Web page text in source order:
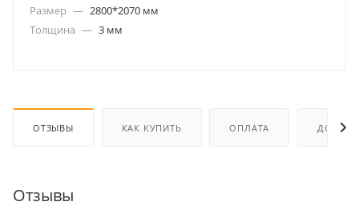
Размер — 2800*2070 мм
Толщина — 3 мм
ОТЗЫВЫ КАК КУПИТЬ ОПЛАТА
Отзывы